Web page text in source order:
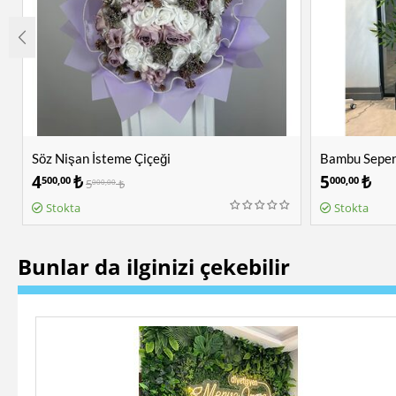
Söz Nişan İsteme Çiçeği
4500,00 ₺5000,00 ₺
Stokta
Bambu
5000,00 ₺
Stokta
Bunlar da ilginizi çekebilir